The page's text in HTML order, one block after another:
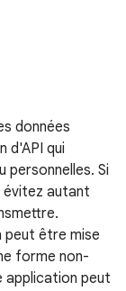
données
d'API qui
personnelles. Si
évitez autant
peut être mise
forme non-
application peut